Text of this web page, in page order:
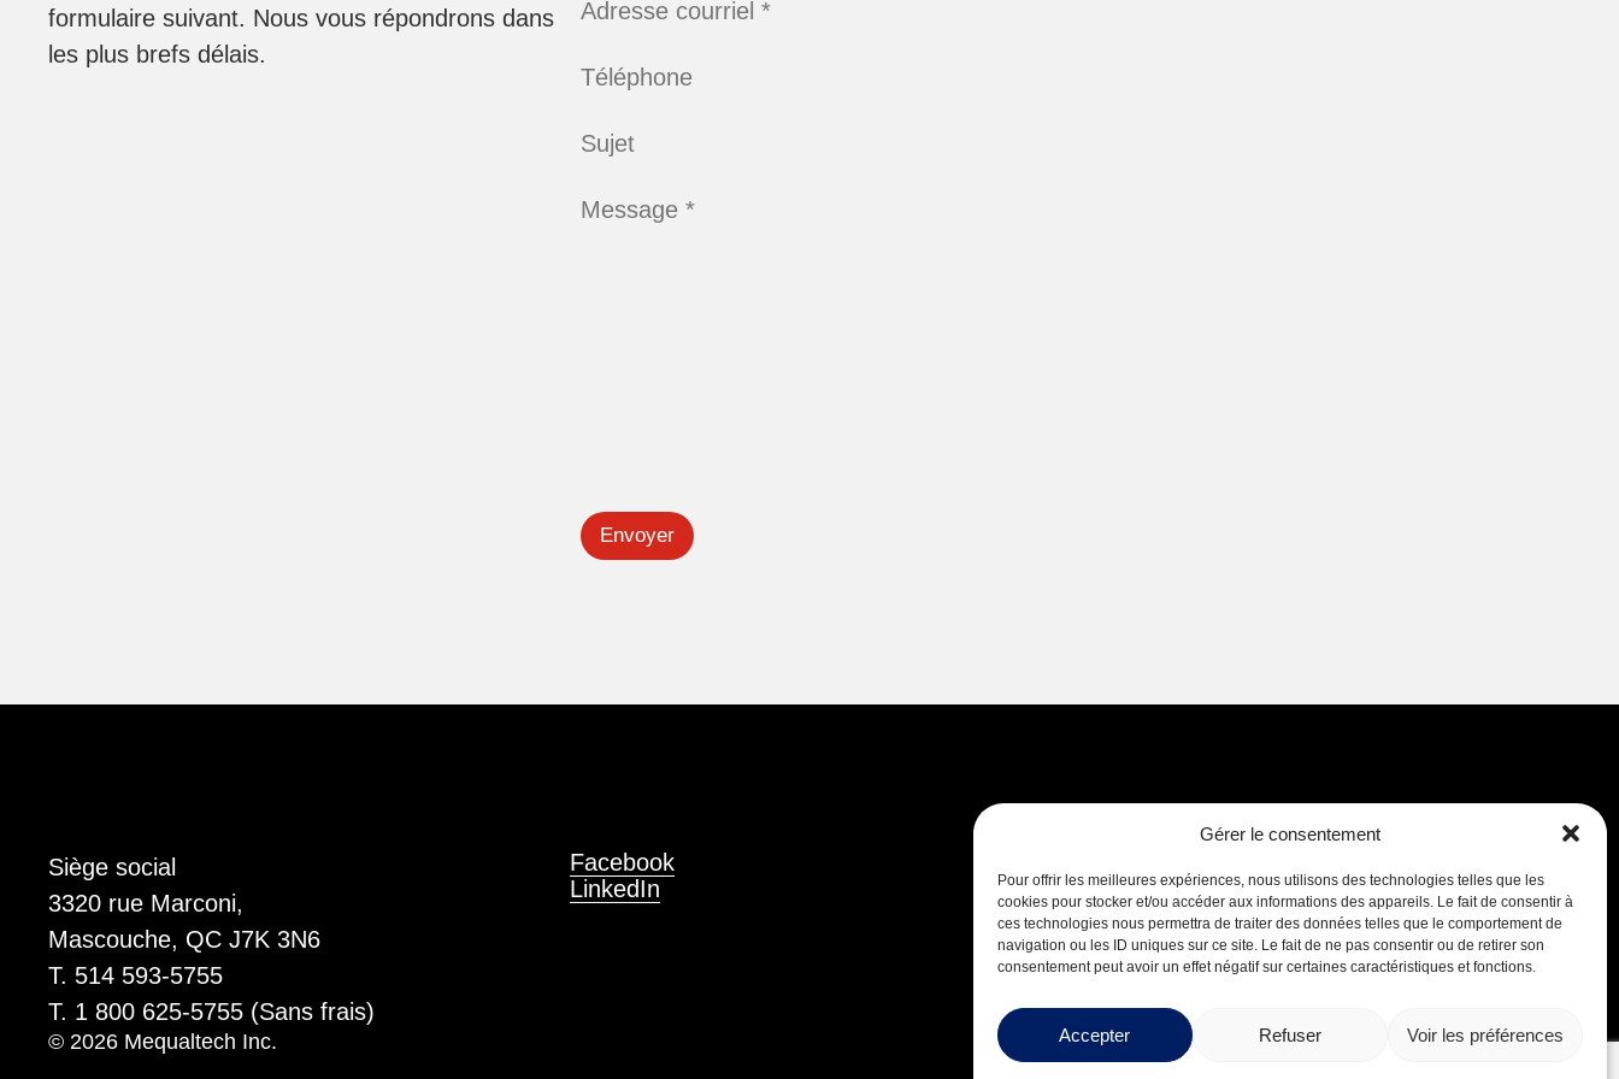
Gérer le consentement
Pour offrir les meilleures expériences, nous utilisons des technologies telles que les
cookies pour stocker et/ou accéder aux informations des appareils. Le fait de consentir à
ces technologies nous permettra de traiter des données telles que le comportement de
navigation ou les ID uniques sur ce site. Le fait de ne pas consentir ou de retirer son
consentement peut avoir un effet négatif sur certaines caractéristiques et fonctions.
Accepter Refuser Voir les préférences
formulaire suivant. Nous vous répondrons dans
les plus brefs délais.
Adresse courriel *
Téléphone
Sujet
Message *
Siège social
3320 rue Marconi,
Mascouche, QC J7K 3N6
T. 514 593-5755
T. 1 800 625-5755 (Sans frais)
Facebook
LinkedIn
© 2026 Mequaltech Inc. Conception parBoréale